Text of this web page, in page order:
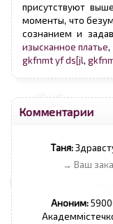
присутствуют
моменты, что
сознанием и
изысканное платье,
gkfnmt yf ds[jl,
Комментарии
Таня:
→ Ваш
Аноним: